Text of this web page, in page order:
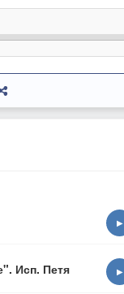
▶
Исп. Петя
▶